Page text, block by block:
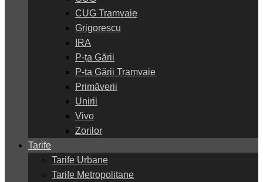
CUG Tramvaie
Grigorescu
IRA
P-ța Gării
P-ța Gării Tramvaie
Primăverii
Unirii
Vivo
Zorilor
Tarife
Tarife Urbane
Tarife Metropolitane